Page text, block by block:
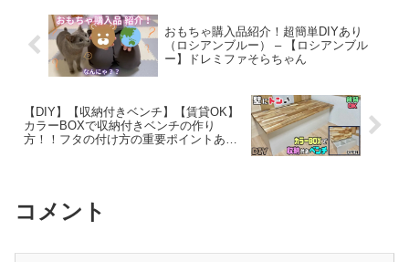
DIY
おもちゃ購入品紹介！超簡単DIYあり
（ロシアンブルー） – 【ロシアンブル
ー】ドレミファそらちゃん
【DIY】【収納付きベンチ】【賃貸OK】
カラーBOXで収納付きベンチの作り
方！！フタの付け方の重要ポイントあ
コメント